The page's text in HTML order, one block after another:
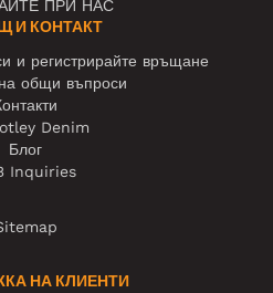
ПРИ НАС
И КОНТАКТ
и регистрирайте връщане
общи въпроси
Denim
Блог
Inquiries
НА КЛИЕНТИ